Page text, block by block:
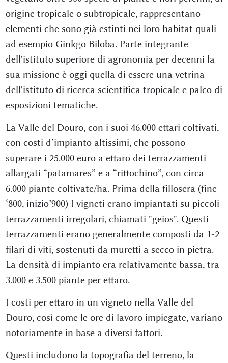
origine tropicale o subtropicale, rappresentano
elementi che sono già estinti nei loro habitat quali
ad esempio Ginkgo Biloba. Parte integrante
dell'istituto superiore di agronomia per decenni la
sua missione è oggi quella di essere una vetrina
dell'istituto di ricerca scientifica tropicale e palco di
esposizioni tematiche.
La Valle del Douro, con i suoi 46.000 ettari coltivati,
con costi d’impianto altissimi, che possono
superare i 25.000 euro a ettaro dei terrazzamenti
allargati “patamares” e a “rittochino”, con circa
6.000 piante coltivate/ha. Prima della fillosera (fine
‘800, inizio’900) I vigneti erano impiantati su piccoli
terrazzamenti irregolari, chiamati "geios". Questi
terrazzamenti erano generalmente composti da 1-2
filari di viti, sostenuti da muretti a secco in pietra.
La densità di impianto era relativamente bassa, tra
3.000 e 3.500 piante per ettaro.
I costi per ettaro in un vigneto nella Valle del
Douro, così come le ore di lavoro impiegate, variano
notoriamente in base a diversi fattori.
Questi includono la topografia del terreno, la